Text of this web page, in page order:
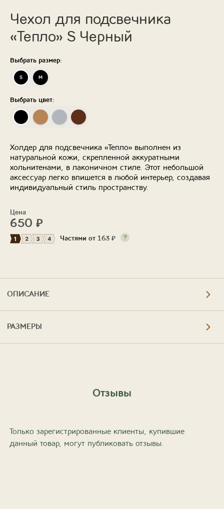
Чехол для подсвечника
«Тепло» S Черный
Выбрать размер:
S M
Выбрать цвет:
Холдер для подсвечника «Тепло» выполнен из
натуральной кожи, скрепленной аккуратными
хольнитенами, в лаконичном стиле. Этот небольшой
аксессуар легко впишется в любой интерьер, создавая
индивидуальный стиль пространству.
Цена
650 ₽
Частями от 163 ₽
ОПИСАНИЕ
РАЗМЕРЫ
Отзывы
Только зарегистрированные клиенты, купившие
данный товар, могут публиковать отзывы.